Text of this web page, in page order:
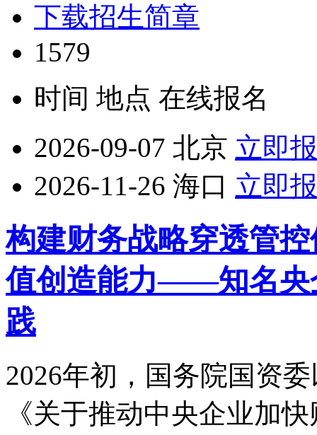
下载招生简章
1579
时间 地点 在线报名
2026-09-07 北京 立即
2026-11-26 海口 立即
构建财务战略穿透管
值创造能力——知名央
践
2026年初，国务院国资
《关于推动中央企业加